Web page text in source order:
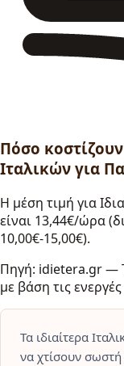
Πόσο
Ιταλικών για
Η μέση τιμή για
είναι 13,44€/ώρα
10,00€-15,00€).
Πηγή: idietera.gr —
με βάση τις ενεργές
Τα ιδιαίτερα
να χτίσουν